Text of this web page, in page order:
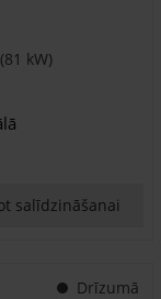
kW)
salīdzināšanai
Drīzumā